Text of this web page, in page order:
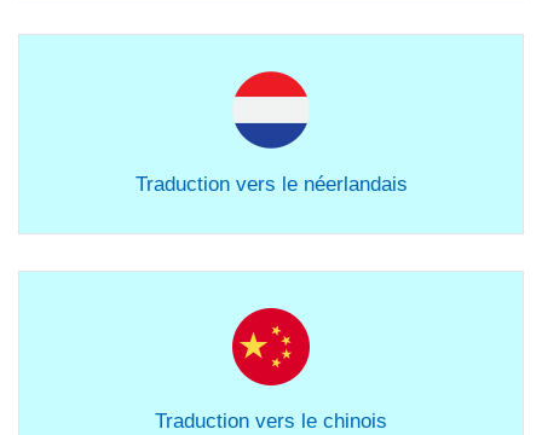
Traduction vers le néerlandais
Traduction vers le chinois